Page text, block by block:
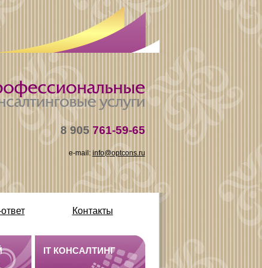
8 905 761-59-65
e-mail: info@optcons.ru
Контакты
IT КОНСАЛТИНГ